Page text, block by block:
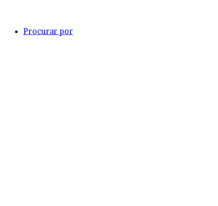
Procurar por